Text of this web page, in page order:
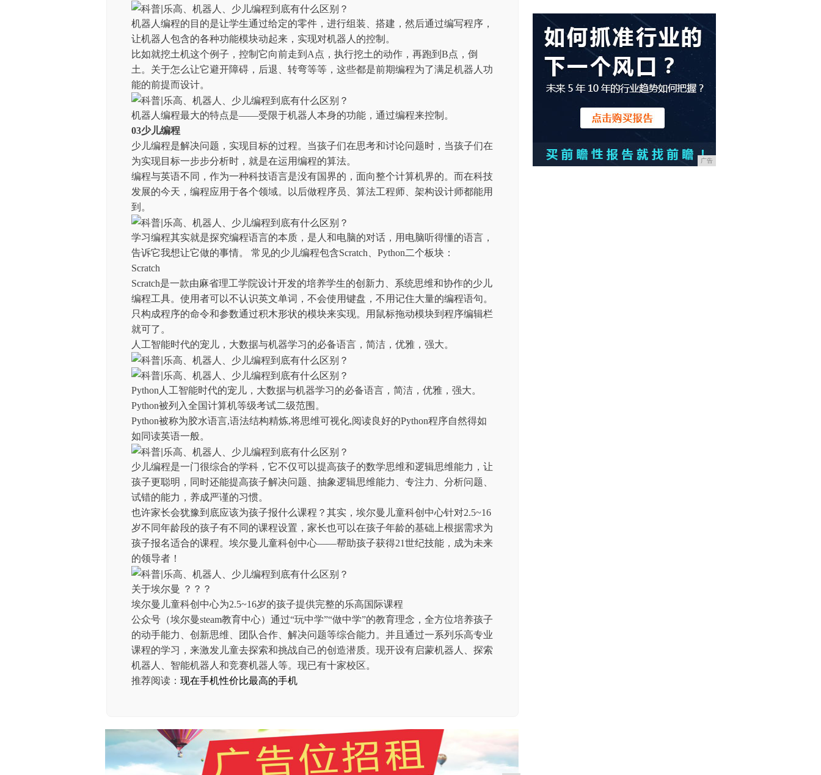
机器人编程的目的是让学生通过给定的零件，进行组装、搭建，然后通过编写程序，
让机器人包含的各种功能模块动起来，实现对机器人的控制。
比如就挖土机这个例子，控制它向前走到A点，执行挖土的动作，再跑到B点，倒
土。关于怎么让它避开障碍，后退、转弯等等，这些都是前期编程为了满足机器人功
能的前提而设计。
机器人编程最大的特点是——受限于机器人本身的功能，通过编程来控制。
03少儿编程
少儿编程是解决问题，实现目标的过程。当孩子们在思考和讨论问题时，当孩子们在
为实现目标一步步分析时，就是在运用编程的算法。
编程与英语不同，作为一种科技语言是没有国界的，面向整个计算机界的。而在科技
发展的今天，编程应用于各个领域。以后做程序员、算法工程师、架构设计师都能用
到。
学习编程其实就是探究编程语言的本质，是人和电脑的对话，用电脑听得懂的语言，
告诉它我想让它做的事情。 常见的少儿编程包含Scratch、Python二个板块：
Scratch
Scratch是一款由麻省理工学院设计开发的培养学生的创新力、系统思维和协作的少儿
编程工具。使用者可以不认识英文单词，不会使用键盘，不用记住大量的编程语句。
只构成程序的命令和参数通过积木形状的模块来实现。用鼠标拖动模块到程序编辑栏
就可了。
人工智能时代的宠儿，大数据与机器学习的必备语言，简洁，优雅，强大。
Python人工智能时代的宠儿，大数据与机器学习的必备语言，简洁，优雅，强大。
Python被列入全国计算机等级考试二级范围。
Python被称为胶水语言,语法结构精炼,将思维可视化,阅读良好的Python程序自然得如
如同读英语一般。
少儿编程是一门很综合的学科，它不仅可以提高孩子的数学思维和逻辑思维能力，让
孩子更聪明，同时还能提高孩子解决问题、抽象逻辑思维能力、专注力、分析问题、
试错的能力，养成严谨的习惯。
也许家长会犹豫到底应该为孩子报什么课程？其实，埃尔曼儿童科创中心针对2.5~16
岁不同年龄段的孩子有不同的课程设置，家长也可以在孩子年龄的基础上根据需求为
孩子报名适合的课程。埃尔曼儿童科创中心——帮助孩子获得21世纪技能，成为未来
的领导者！
关于埃尔曼 ？？？
埃尔曼儿童科创中心为2.5~16岁的孩子提供完整的乐高国际课程
公众号（埃尔曼steam教育中心）通过“玩中学”“做中学”的教育理念，全方位培养孩子
的动手能力、创新思维、团队合作、解决问题等综合能力。并且通过一系列乐高专业
课程的学习，来激发儿童去探索和挑战自己的创造潜质。现开设有启蒙机器人、探索
机器人、智能机器人和竞赛机器人等。现已有十家校区。
推荐阅读： 现在手机性价比最高的手机
广告